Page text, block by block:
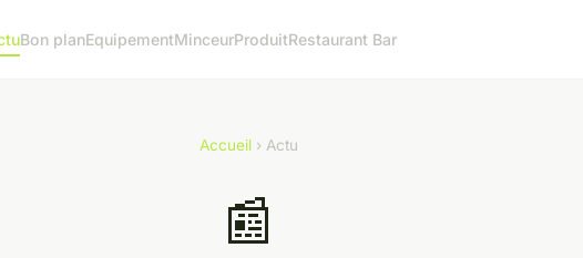
Bon planEquipementMinceurProduitRestaurant Bar
Accueil› Actu
📰